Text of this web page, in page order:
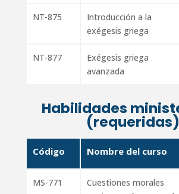
NT-875
Introducción a la
exégesis griega
NT-877
Exégesis griega
avanzada
Habilidades
(requeridas)
Código Nombre del curso
MS-771
Cuestiones morales